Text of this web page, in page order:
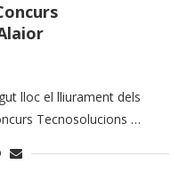
lloc el lliurament dels
Tecnosolucions …